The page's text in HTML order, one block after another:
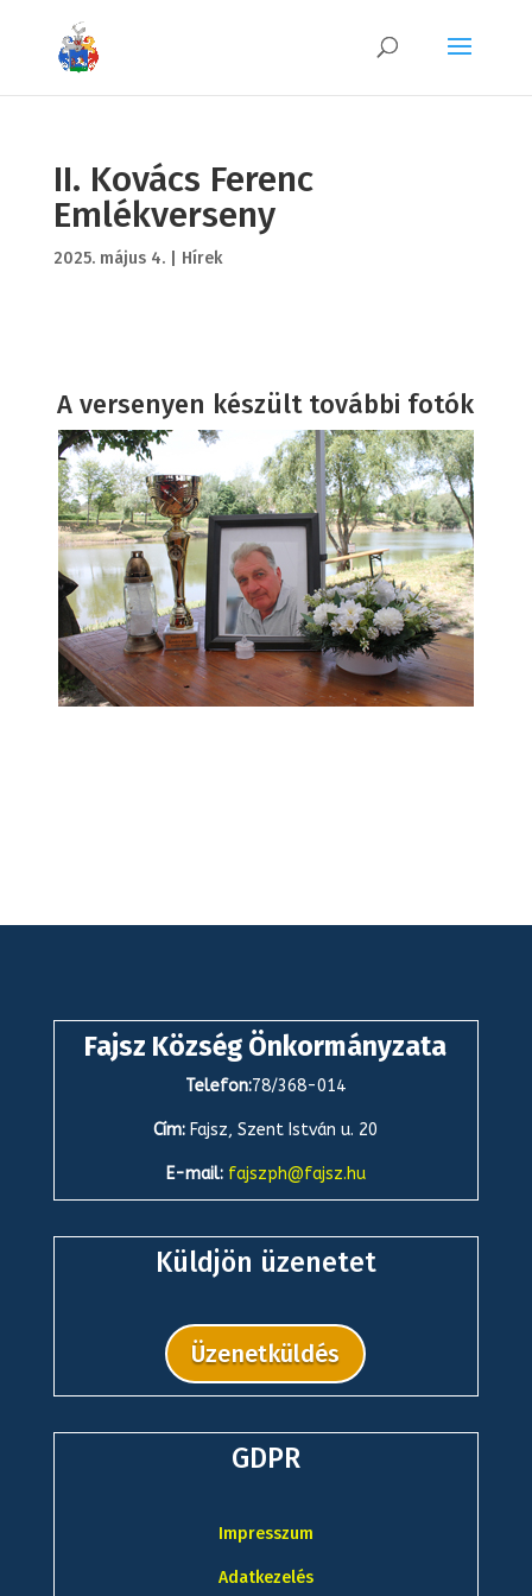
II. Kovács Ferenc
Emlékverseny
2025. május 4.| Hírek
A versenyen készült további fotók
Fajsz Község Önkormányzata
Telefon:78/368-014
Cím: Fajsz, Szent István u. 20
E-mail: fajszph@fajsz.hu
Küldjön üzenetet
Üzenetküldés
GDPR
Impresszum
Adatkezelés